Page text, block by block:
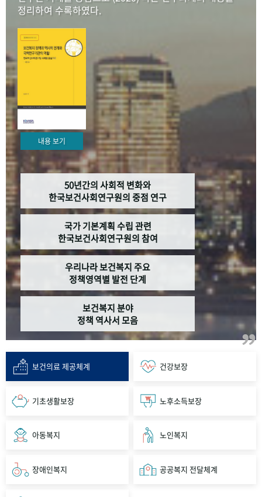
50+1주년 기념
성과 50선 숫자로 보는 50년
세계와 함께 한 KIHASA
VR 역사관
정리하여 수록하였다.
내용 보기
50년간의 사회적 변화와
한국보건사회연구원의 중점 연구
국가 기본계획 수립 관련
한국보건사회연구원의 참여
우리나라 보건복지 주요
정책영역별 발전 단계
보건복지 분야
정책 역사서 모음
보건의료 제공체계 건강보장
기초생활보장 노후소득보장
아동복지 노인복지
장애인복지 공공복지 전달체계